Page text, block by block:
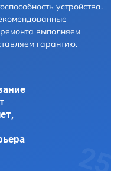
устройства.
выполняем
гарантию.